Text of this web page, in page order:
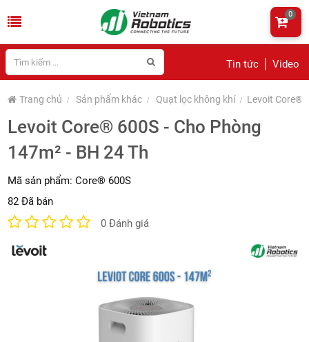
Tin tức Video
0
Trang chủ Sản phẩm khác Quạt lọc không khí Levoit Core®
Levoit Core® 600S - Cho Phòng
147m² - BH 24 Th
Mã sản phẩm:Core® 600S
82 Đã bán
0 Đánh giá